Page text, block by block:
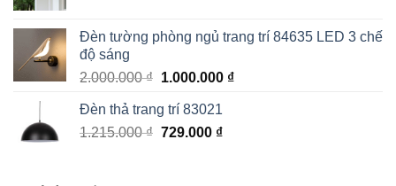
3.960.000 ₫.là:
Đèn tường phòng ngủ trang trí 84635 LED 3 chế
độ sáng
2.000.000₫ Giá
là:
2.000.000 ₫.
1.000.000 ₫Giá
Đèn thả trang trí 83021
1.215.000₫ Giá
729.000 ₫Giá